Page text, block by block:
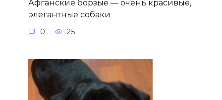
Афганские борзые — очень красивые,
элегантные собаки
0 25